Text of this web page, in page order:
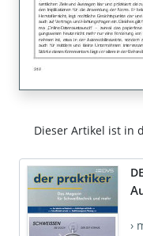
Dieser Artikel ist in
›